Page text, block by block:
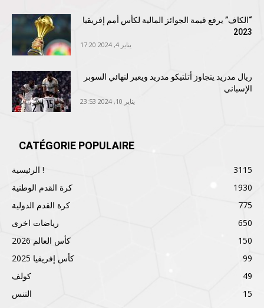
“الكاف” يرفع قيمة الجوائز المالية لكأس أمم إفريقيا
2023
يناير 4, 2024 17:20
ريال مدريد يتجاوز أتلتيكو مدريد ويعبر لنهائي السوبر
الإسباني
يناير 10, 2024 23:53
CATÉGORIE POPULAIRE
الرئيسية !
3115
كرة القدم الوطنية
1930
كرة القدم الدولية
775
رياضات اخرى
650
كأس العالم 2026
150
كأس إفريقيا 2025
99
كولف
49
التنس
15